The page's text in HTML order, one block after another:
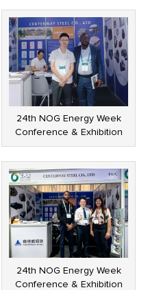
24th NOG Energy Week
Conference & Exhibition
24th NOG Energy Week
Conference & Exhibition